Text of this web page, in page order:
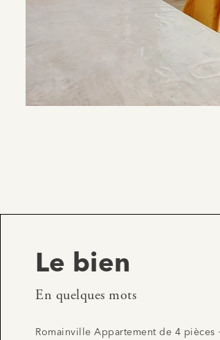
Le bien
En quelques mots
Romainville Appartement de 4 pièces